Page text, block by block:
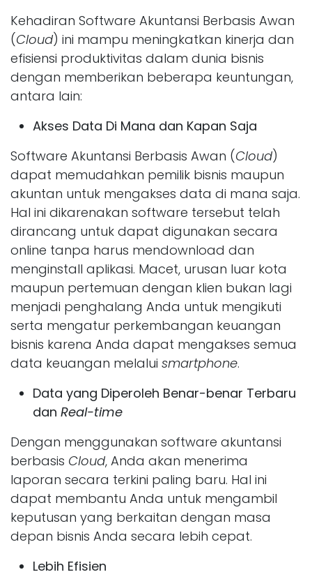
Kehadiran Software Akuntansi Berbasis Awan
(Cloud) ini mampu meningkatkan kinerja dan
efisiensi produktivitas dalam dunia bisnis
dengan memberikan beberapa keuntungan,
antara lain:
Akses Data Di Mana dan Kapan Saja
Software Akuntansi Berbasis Awan (Cloud)
dapat memudahkan pemilik bisnis maupun
akuntan untuk mengakses data di mana saja.
Hal ini dikarenakan software tersebut telah
dirancang untuk dapat digunakan secara
online tanpa harus mendownload dan
menginstall aplikasi. Macet, urusan luar kota
maupun pertemuan dengan klien bukan lagi
menjadi penghalang Anda untuk mengikuti
serta mengatur perkembangan keuangan
bisnis karena Anda dapat mengakses semua
data keuangan melalui smartphone.
Data yang Diperoleh Benar-benar Terbaru
dan Real-time
Dengan menggunakan software akuntansi
berbasis Cloud, Anda akan menerima
laporan secara terkini paling baru. Hal ini
dapat membantu Anda untuk mengambil
keputusan yang berkaitan dengan masa
depan bisnis Anda secara lebih cepat.
Lebih Efisien